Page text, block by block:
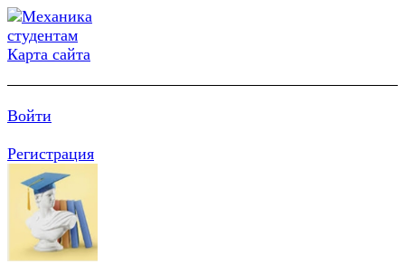
Карта сайта
Войти
Регистрация